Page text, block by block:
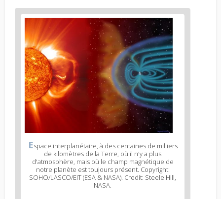
Espace interplanétaire, à des centaines de milliers
de kilomètres de la Terre, où il n'y a plus
d'atmosphère, mais où le champ magnétique de
notre planète est toujours présent. Copyright:
SOHO/LASCO/EIT (ESA & NASA). Credit: Steele Hill,
NASA.